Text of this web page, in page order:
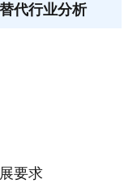
代行业分析
要求